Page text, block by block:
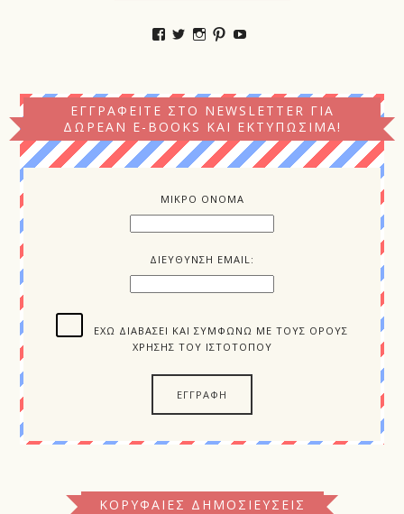
Προβολή
στο
Facebook
Προβολή
στο
Twitter
Προβολή
στο
Instagram
Προβολή
στο
Pinterest
YouTube
ΕΓΓΡΑΦΕΊΤΕ ΣΤΟ NEWSLETTER ΓΙΑ
ΔΩΡΕΆΝ E-BOOKS ΚΑΙ ΕΚΤΥΠΏΣΙΜΑ!
ΜΙΚΡΟ ΟΝΟΜΑ
ΔΙΕΥΘΥΝΣΗ EMAIL:
ΈΧΩ ΔΙΑΒΆΣΕΙ ΚΑΙ ΣΥΜΦΩΝΏ ΜΕ ΤΟΥΣ ΌΡΟΥΣ
ΧΡΉΣΗΣ ΤΟΥ ΙΣΤΌΤΟΠΟΥ
ΚΟΡΥΦΑΊΕΣ ΔΗΜΟΣΙΕΎΣΕΙΣ